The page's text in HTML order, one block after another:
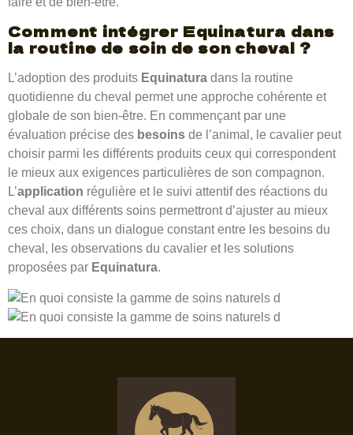
Comment intégrer Equinatura dans
la routine de soin de son cheval ?
L’adoption des produits Equinatura dans la routine
quotidienne du cheval permet une approche cohérente et
globale de son bien-être. En commençant par une
évaluation précise des besoins de l’animal, le cavalier peut
choisir parmi les différents produits ceux qui correspondent
le mieux aux exigences particulières de son compagnon.
L’application régulière et le suivi attentif des réactions du
cheval aux différents soins permettront d’ajuster au mieux
ces choix, dans un dialogue constant entre les besoins du
cheval, les observations du cavalier et les solutions
proposées par Equinatura.